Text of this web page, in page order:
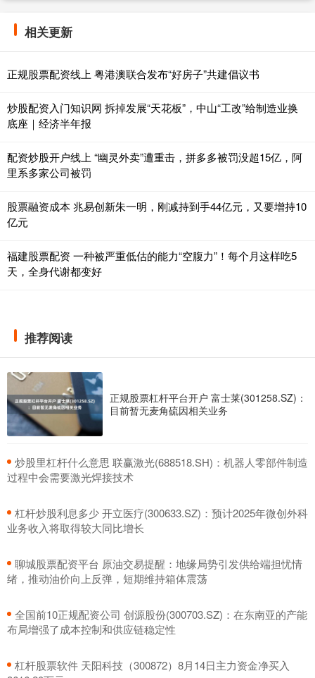
相关更新
正规股票配资线上 粤港澳联合发布“好房子”共建倡议书
炒股配资入门知识网 拆掉发展“天花板”，中山“工改”给制造业换
底座｜经济半年报
配资炒股开户线上 “幽灵外卖”遭重击，拼多多被罚没超15亿，阿
里系多家公司被罚
股票融资成本 兆易创新朱一明，刚减持到手44亿元，又要增持10
亿元
福建股票配资 一种被严重低估的能力“空腹力”！每个月这样吃5
天，全身代谢都变好
推荐阅读
正规股票杠杆平台开户 富士莱(301258.SZ)：
目前暂无麦角硫因相关业务
​炒股里杠杆什么意思 联赢激光(688518.SH)：机器人零部件制造
过程中会需要激光焊接技术
​杠杆炒股利息多少 开立医疗(300633.SZ)：预计2025年微创外科
业务收入将取得较大同比增长
​聊城股票配资平台 原油交易提醒：地缘局势引发供给端担忧情
绪，推动油价向上反弹，短期维持箱体震荡
​全国前10正规配资公司 创源股份(300703.SZ)：在东南亚的产能
布局增强了成本控制和供应链稳定性
​杠杆股票软件 天阳科技（300872）8月14日主力资金净买入